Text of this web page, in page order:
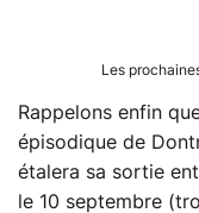
Les
Rappelons enfin
épisodique de
étalera sa sortie
le 10 septembre